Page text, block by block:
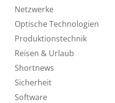
Netzwerke
Optische Technologien
Produktionstechnik
Reisen & Urlaub
Shortnews
Sicherheit
Software